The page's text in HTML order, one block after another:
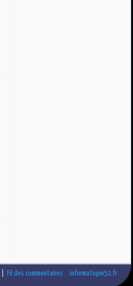
Fil des commentaires informatique52.fr